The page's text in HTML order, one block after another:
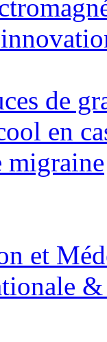
de
en
migraine
et